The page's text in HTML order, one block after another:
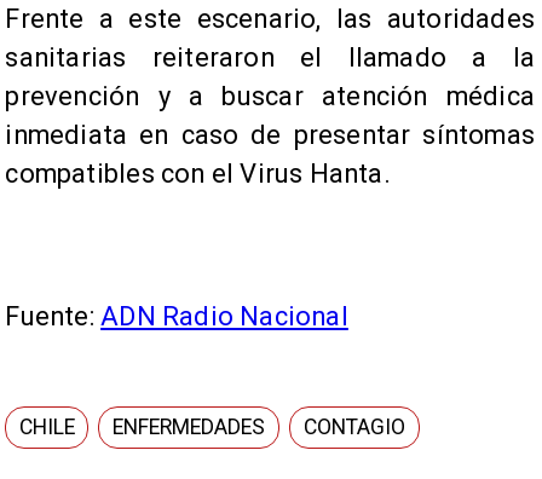
Frente a este escenario, las autoridades
sanitarias reiteraron el llamado a la
prevención y a buscar atención médica
inmediata en caso de presentar síntomas
compatibles con el Virus Hanta.
Fuente:ADN Radio Nacional
CHILE ENFERMEDADES CONTAGIO